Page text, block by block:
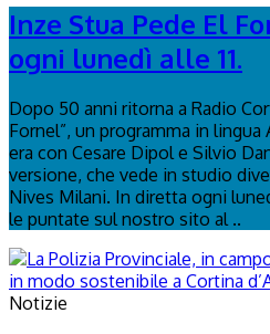
Inze Stua Pede El
ogni lunedì alle 11.
Dopo 50 anni ritorna a Radio
Fornel”, un programma in lingua
era con Cesare Dipol e Silvio
versione, che vede in studio
Nives Milani. In diretta ogni
le puntate sul nostro sito al ..
Notizie